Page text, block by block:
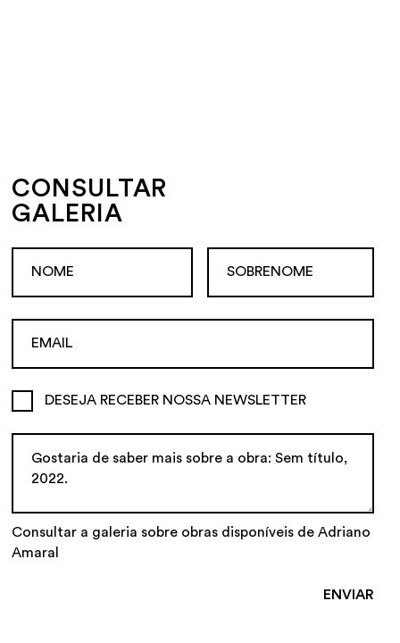
CONSULTAR
GALERIA
DESEJA RECEBER NOSSA NEWSLETTER
Consultar a galeria sobre obras disponíveis de Adriano
Amaral